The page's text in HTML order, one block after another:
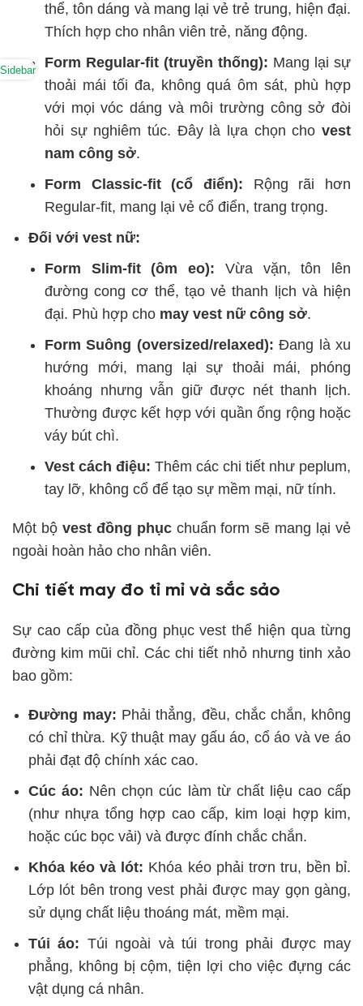
thể, tôn dáng và mang lại vẻ trẻ trung, hiện đại.
Thích hợp cho nhân viên trẻ, năng động.
Form Regular-fit (truyền thống): Mang lại sự
thoải mái tối đa, không quá ôm sát, phù hợp
với mọi vóc dáng và môi trường công sở đòi
hỏi sự nghiêm túc. Đây là lựa chọn cho vest
nam công sở.
Form Classic-fit (cổ điển): Rộng rãi hơn
Regular-fit, mang lại vẻ cổ điển, trang trọng.
Đối với vest nữ:
Form Slim-fit (ôm eo): Vừa vặn, tôn lên
đường cong cơ thể, tạo vẻ thanh lịch và hiện
đại. Phù hợp cho may vest nữ công sở.
Form Suông (oversized/relaxed): Đang là xu
hướng mới, mang lại sự thoải mái, phóng
khoáng nhưng vẫn giữ được nét thanh lịch.
Thường được kết hợp với quần ống rộng hoặc
váy bút chì.
Vest cách điệu: Thêm các chi tiết như peplum,
tay lỡ, không cổ để tạo sự mềm mại, nữ tính.
Một bộ vest đồng phụcchuẩn form sẽ mang lại vẻ
ngoài hoàn hảo cho nhân viên.
Chi tiết may đo tỉ mỉ và sắc sảo
Sự cao cấp của đồng phục vest thể hiện qua từng
đường kim mũi chỉ. Các chi tiết nhỏ nhưng tinh xảo
bao gồm:
Đường may: Phải thẳng, đều, chắc chắn, không
có chỉ thừa. Kỹ thuật may gấu áo, cổ áo và ve áo
phải đạt độ chính xác cao.
Cúc áo: Nên chọn cúc làm từ chất liệu cao cấp
(như nhựa tổng hợp cao cấp, kim loại hợp kim,
hoặc cúc bọc vải) và được đính chắc chắn.
Khóa kéo và lót: Khóa kéo phải trơn tru, bền bỉ.
Lớp lót bên trong vest phải được may gọn gàng,
sử dụng chất liệu thoáng mát, mềm mại.
Túi áo: Túi ngoài và túi trong phải được may
phẳng, không bị cộm, tiện lợi cho việc đựng các
vật dụng cá nhân.
Sidebar